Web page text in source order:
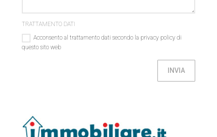
TRATTAMENTO DATI
Acconsento al trattamento dati secondo la privacy policy di
questo sito web
INVIA